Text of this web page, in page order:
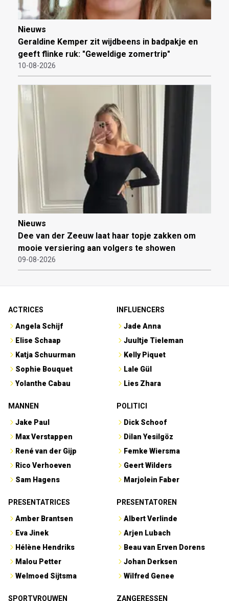
Nieuws
Geraldine Kemper zit wijdbeens in badpakje en
geeft flinke ruk: "Geweldige zomertrip"
10-08-2026
Nieuws
Dee van der Zeeuw laat haar topje zakken om
mooie versiering aan volgers te showen
09-08-2026
ACTRICES
Angela Schijf
Elise Schaap
Katja Schuurman
Sophie Bouquet
Yolanthe Cabau
INFLUENCERS
Jade Anna
Juultje Tieleman
Kelly Piquet
Lale Gül
Lies Zhara
MANNEN
Jake Paul
Max Verstappen
René van der Gijp
Rico Verhoeven
Sam Hagens
POLITICI
Dick Schoof
Dilan Yesilgöz
Femke Wiersma
Geert Wilders
Marjolein Faber
PRESENTATRICES
Amber Brantsen
Eva Jinek
Hélène Hendriks
Malou Petter
Welmoed Sijtsma
PRESENTATOREN
Albert Verlinde
Arjen Lubach
Beau van Erven Dorens
Johan Derksen
Wilfred Genee
SPORTVROUWEN ZANGERESSEN